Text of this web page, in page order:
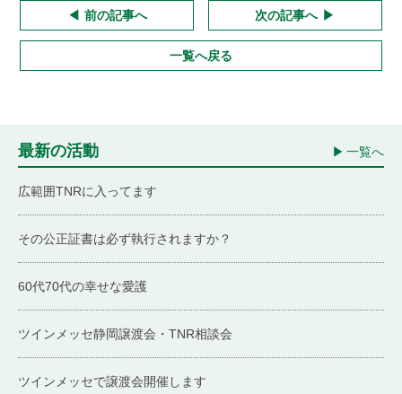
前の記事へ
一覧へ戻る
次の記事へ
最新の活動 一覧へ
広範囲TNRに入ってます
その公正証書は必ず執行されますか？
60代70代の幸せな愛護
ツインメッセ静岡譲渡会・TNR相談会
ツインメッセで譲渡会開催します